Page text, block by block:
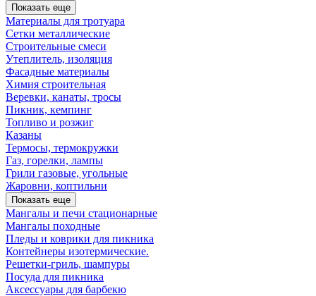
Показать еще
Материалы для тротуара
Сетки металлические
Строительные смеси
Утеплитель, изоляция
Фасадные материалы
Химия строительная
Веревки, канаты, тросы
Пикник, кемпинг
Топливо и розжиг
Казаны
Термосы, термокружки
Газ, горелки, лампы
Грили газовые, угольные
Жаровни, коптильни
Показать еще
Мангалы и печи стационарные
Мангалы походные
Пледы и коврики для пикника
Контейнеры изотермические.
Решетки-гриль, шампуры
Посуда для пикника
Аксессуары для барбекю